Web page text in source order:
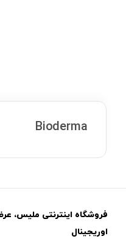
Bioderma
فروشگاه اینترنتی ملیس،
اوریجینال